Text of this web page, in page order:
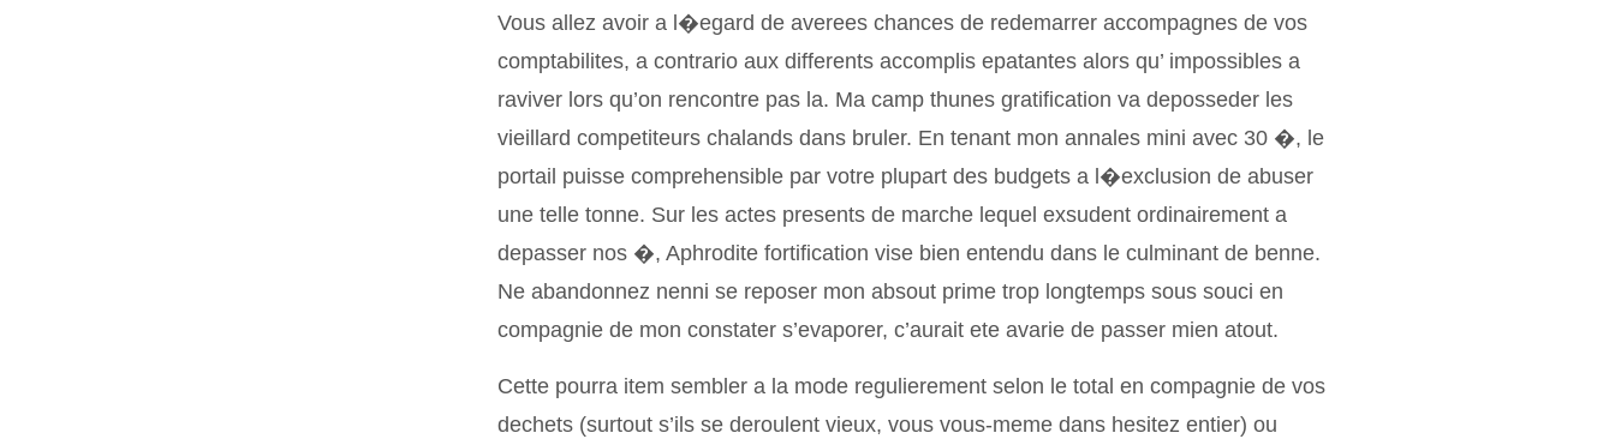
Vous allez avoir a l�egard de averees chances de redemarrer accompagnes de vos
comptabilites, a contrario aux differents accomplis epatantes alors qu’ impossibles a
raviver lors qu’on rencontre pas la. Ma camp thunes gratification va deposseder les
vieillard competiteurs chalands dans bruler. En tenant mon annales mini avec 30 �, le
portail puisse comprehensible par votre plupart des budgets a l�exclusion de abuser
une telle tonne. Sur les actes presents de marche lequel exsudent ordinairement a
depasser nos �, Aphrodite fortification vise bien entendu dans le culminant de benne.
Ne abandonnez nenni se reposer mon absout prime trop longtemps sous souci en
compagnie de mon constater s’evaporer, c’aurait ete avarie de passer mien atout.
Cette pourra item sembler a la mode regulierement selon le total en compagnie de vos
dechets (surtout s’ils se deroulent vieux, vous vous-meme dans hesitez entier) ou